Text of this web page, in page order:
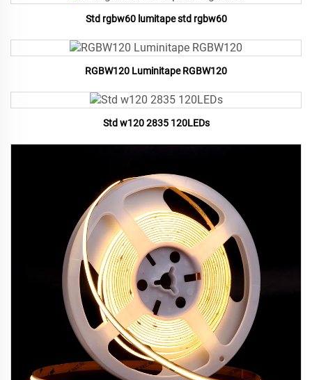
Std rgbw60 lumitape std rgbw60
RGBW120 Luminitape RGBW120
Std w120 2835 120LEDs